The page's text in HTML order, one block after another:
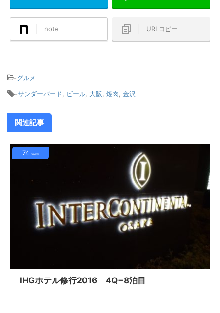
note URLコピー
-グルメ
-サンダーバード ビール 大阪 焼肉 金沢
関連記事
74 view
IHGホテル修行2016 4Q−8泊目